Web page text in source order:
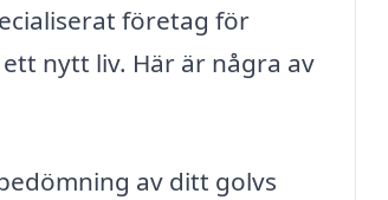
företag för
nytt liv. Här är några av
av ditt golvs